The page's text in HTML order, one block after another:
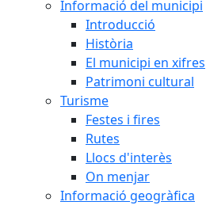
Informació del municipi
Introducció
Història
El municipi en xifres
Patrimoni cultural
Turisme
Festes i fires
Rutes
Llocs d'interès
On menjar
Informació geogràfica